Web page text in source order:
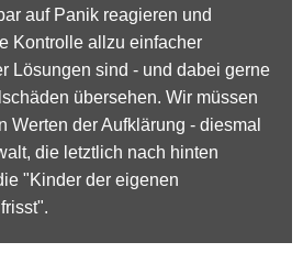
auf Panik reagieren und
Kontrolle allzu einfacher
Lösungen sind - und dabei gerne
übersehen. Wir müssen
Werten der Aufklärung - diesmal
die letztlich nach hinten
"Kinder der eigenen